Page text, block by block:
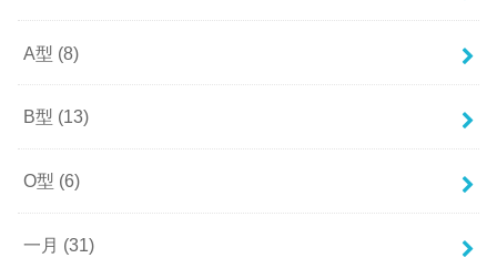
A型 (8)
B型 (13)
O型 (6)
一月 (31)